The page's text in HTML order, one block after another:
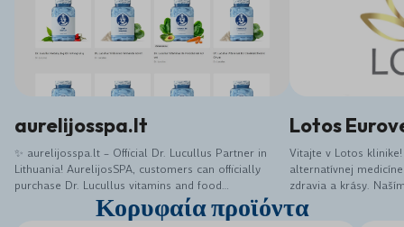
aurelijosspa.lt
✨ aurelijosspa.lt – Official Dr. Lucullus Partner in
Lithuania! AurelijosSPA, customers can officially
purchase Dr. Lucullus vitamins and food
supplements, along with many other carefully
selected wellness and beauty products. ✅ Original
Lotos
Vitajte v Lotos
alternatívnej
zdravia a krásy.
pre vás bola
regeneráciou. V
Κορυφαία προϊόντα